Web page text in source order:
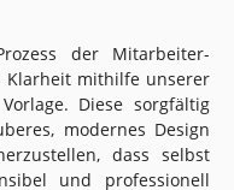
der Mitarbeiter-
Klarheit mithilfe unserer
Diese sorgfältig
modernes Design
dass selbst
und professionell